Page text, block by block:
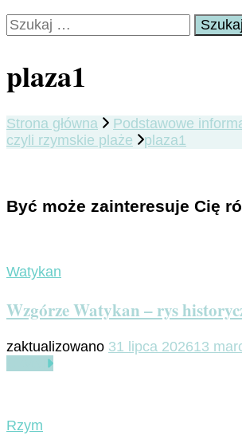
Szukaj:
plaza1
Strona główna Podstawowe
czyli rzymskie plaże
plaza1
Być może zainteresuje Cię
Watykan
Wzgórze Watykan – rys
zaktualizowano 31 lipca 202613
Rzym